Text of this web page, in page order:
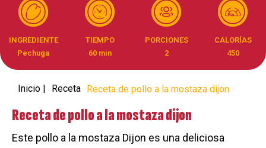
INGREDIENTE
Pechuga
TIEMPO
60 min
PORCIONES
2
CALORÍAS
450
Inicio | Receta Receta de pollo a la mostaza dijon
Receta de pollo a la mostaza dijon
Este pollo a la mostaza Dijon es una deliciosa